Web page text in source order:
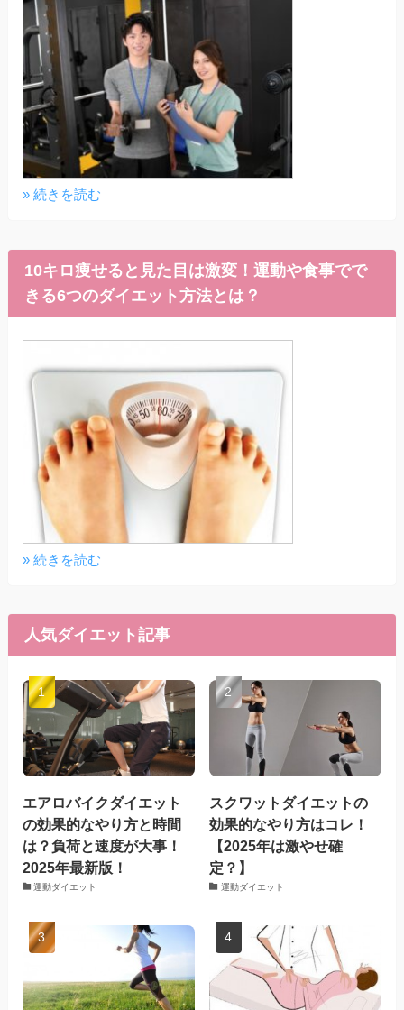
» 続きを読む
10キロ痩せると見た目は激変！運動や食事でで
きる6つのダイエット方法とは？
» 続きを読む
人気ダイエット記事
エアロバイクダイエット
の効果的なやり方と時間
は？負荷と速度が大事！
2025年最新版！
運動ダイエット
スクワットダイエットの
効果的なやり方はコレ！
【2025年は激やせ確
定？】
運動ダイエット